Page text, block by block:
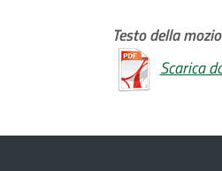
Testo della
Scarica